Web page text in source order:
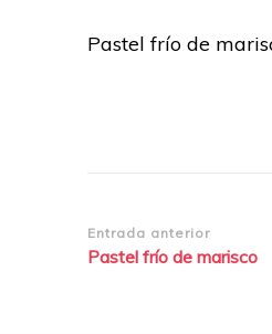
Pastel frío de
Navegación
de
Entrada anterior
Pastel frío de marisco